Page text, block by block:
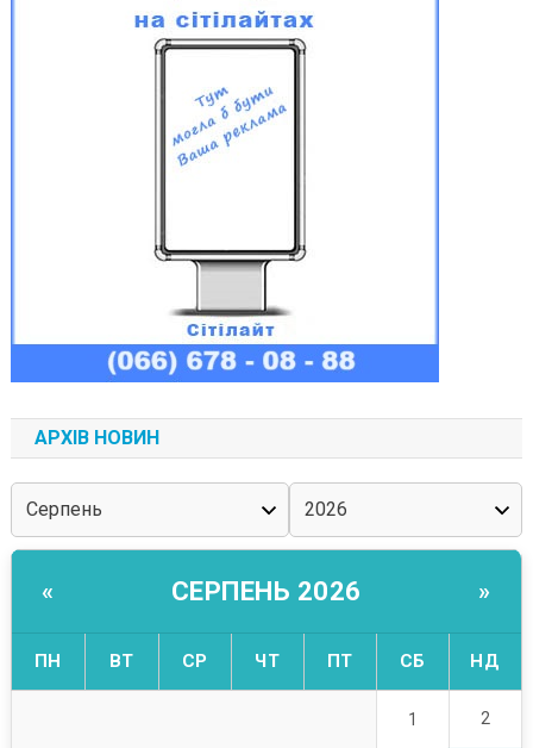
АРХІВ НОВИН
« СЕРПЕНЬ 2026 »
ПН ВТ СР ЧТ ПТ СБ НД
1 2